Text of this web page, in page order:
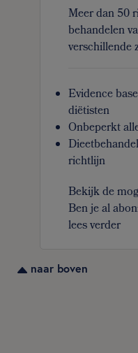
Meer dan 50
behandelen
verschillende
Evidence
diëtisten
Onbeperkt
richtlijn
Bekijk de
Ben je al
lees verder
naar boven